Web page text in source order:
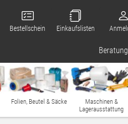
Bestellschein Einkaufslisten
Folien, Beutel & Säcke
Maschinen &
Lagerausstattung